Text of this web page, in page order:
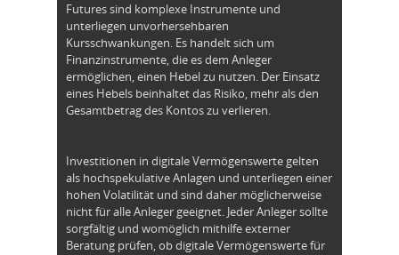
Futures sind komplexe Instrumente und
unterliegen unvorhersehbaren
Kursschwankungen. Es handelt sich um
Finanzinstrumente, die es dem Anleger
ermöglichen, einen Hebel zu nutzen. Der Einsatz
eines Hebels beinhaltet das Risiko, mehr als den
Gesamtbetrag des Kontos zu verlieren.
Investitionen in digitale Vermögenswerte gelten
als hochspekulative Anlagen und unterliegen einer
hohen Volatilität und sind daher möglicherweise
nicht für alle Anleger geeignet. Jeder Anleger sollte
sorgfältig und womöglich mithilfe externer
Beratung prüfen, ob digitale Vermögenswerte für